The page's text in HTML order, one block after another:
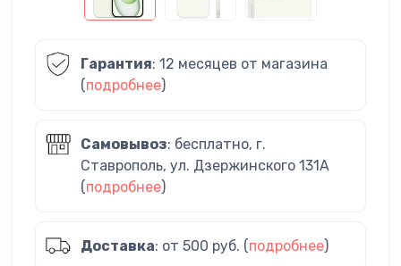
Гарантия: 12 месяцев от магазина
(подробнее)
Самовывоз: бесплатно, г.
Ставрополь, ул. Дзержинского 131А
(подробнее)
Доставка: от 500 руб. (подробнее)